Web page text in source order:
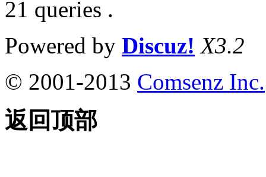
21 queries .
Powered by Discuz! X3.2
© 2001-2013 Comsenz Inc.
返回顶部